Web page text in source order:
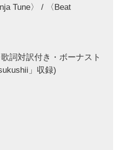
Tune〉 / 〈Beat
詞対訳付き・ボーナスト
」収録)